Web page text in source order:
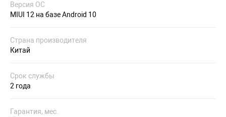
Версия ОС
MIUI 12 на базе Android 10
Страна производителя
Китай
Срок службы
2 года
Гарантия, мес.